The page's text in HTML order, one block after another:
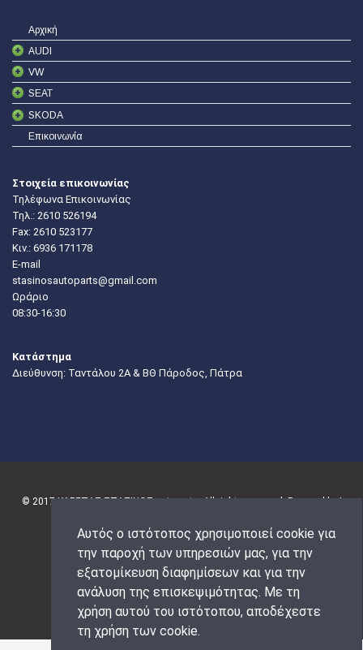
Αυτός ο ιστότοπος χρησιμοποιεί cookie για
την παροχή των υπηρεσιών μας, για την
εξατομίκευση διαφημίσεων και για την
ανάλυση της επισκεψιμότητας. Με τη
χρήση αυτού του ιστότοπου, αποδέχεστε
τη χρήση των cookie.
Αρχική
AUDI
VW
SEAT
SKODA
Επικοινωνία
Στοιχεία επικοινωνίας
Τηλέφωνα Επικοινωνίας
Τηλ.: 2610 526194
Fax: 2610 523177
Κιν.: 6936 171178
E-mail
stasinosautoparts@gmail.com
Ωράριο
08:30-16:30
Κατάστημα
Διεύθυνση: Ταντάλου 2Α & ΒΘ Πάροδος, Πάτρα
© 2017 ΚΑΡΕΤΑΣ-ΣΤΑΣΙΝΟΣ autoparts. All rights reserved. Powered by |